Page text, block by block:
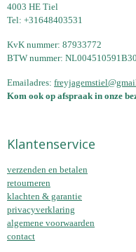
4003 HE Tiel
Tel: +31648403531
KvK nummer: 87933772
BTW nummer: NL004510591B30
Emailadres:
Kom ook op afspraak in onze
Klantenservice
verzenden en betalen
retourneren
klachten & garantie
privacyverklaring
algemene voorwaarden
contact